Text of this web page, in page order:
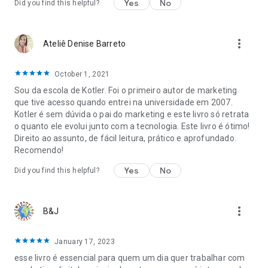
Did you find this helpful? Yes No
Ateliê Denise Barreto more_vert
October 1, 2021
Sou da escola de Kotler. Foi o primeiro autor de marketing
que tive acesso quando entrei na universidade em 2007.
Kotler é sem dúvida o pai do marketing e este livro só retrata
o quanto ele evolui junto com a tecnologia. Este livro é ótimo!
Direito ao assunto, de fácil leitura, prático e aprofundado.
Recomendo!
Did you find this helpful? Yes No
B&J more_vert
January 17, 2023
esse livro é essencial para quem um dia quer trabalhar com